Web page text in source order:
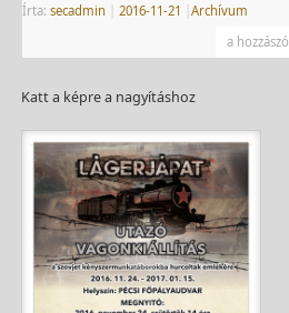
Írta: secadmin 2016-11-21
Archívum
a
Katt a képre a nagyításhoz